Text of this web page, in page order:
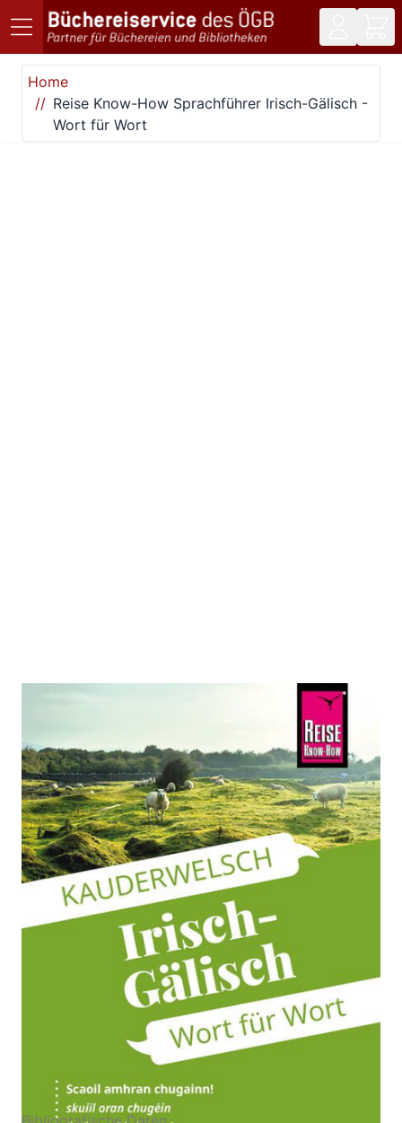
Direkt zum Inhalt
Home
Reise Know-How Sprachführer Irisch-Gälisch -
Wort für Wort
Reise Know-How Sprachführer
Irisch-Gälisch - Wort für Wort
Zur Wunschliste hinzufügen
Kauderwelsch-Sprachführer von Reise Know-How
Lars Kabel
Verlag: Reise Know-
15.07.2024
192 Seiten
ISBN: 978-3-83176593-
5